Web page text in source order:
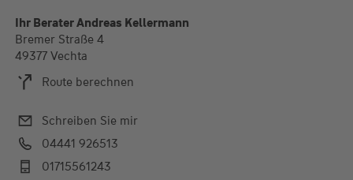
Ihr Berater Andreas Kellermann
Bremer Straße 4
49377 Vechta
Route berechnen
Schreiben Sie mir
04441 926513
01715561243